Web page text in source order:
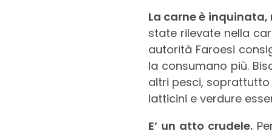
La carne è inquinata,
state rilevate nella
autorità Faroesi
la consumano più.
altri pesci,
latticini e verdure
E’ un atto crudele.